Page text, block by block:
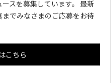
スを募集しています。 最新
でみなさまのご応募をお待
こちら